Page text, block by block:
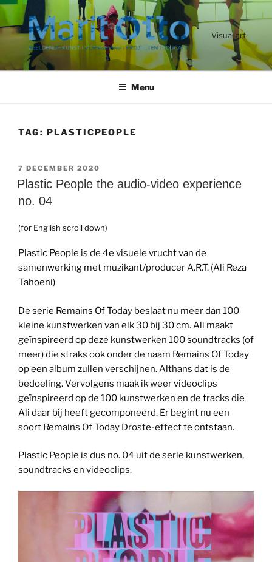
Ga
naar
de
Visual art
Menu
TAG: PLASTICPEOPLE
GEPLAATST
OP
7 DECEMBER 2020
Plastic People the audio-video experience
no. 04
(for English scroll down)
Plastic People is de 4e visuele vrucht van de
samenwerking met muzikant/producer A.R.T. (Ali Reza
Tahoeni)
De serie Remains Of Today beslaat nu meer dan 100
kleine kunstwerken van elk 30 bij 30 cm. Ali maakt
geïnspireerd op deze kunstwerken 100 soundtracks (of
meer) die straks ook onder de naam Remains Of Today
op een album zullen verschijnen. Althans dat is de
bedoeling. Vervolgens maak ik weer videoclips
geïnspireerd op de 100 kunstwerken en de tracks die
Ali daar bij heeft gecomponeerd. Er begint nu een
soort Remains Of Today Droste-effect te ontstaan.
Plastic People is dus no. 04 uit de serie kunstwerken,
soundtracks en videoclips.